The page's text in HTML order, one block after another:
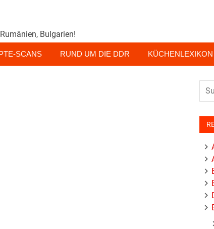
Bulgarien!
SCANS RUND UM DIE DDR KÜCHENLEXIKON